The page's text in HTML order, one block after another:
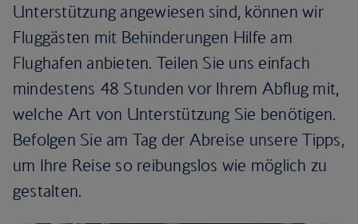
Unterstützung angewiesen sind, können wir
Fluggästen mit Behinderungen Hilfe am
Flughafen anbieten. Teilen Sie uns einfach
mindestens 48 Stunden vor Ihrem Abflug mit,
welche Art von Unterstützung Sie benötigen.
Befolgen Sie am Tag der Abreise unsere Tipps,
um Ihre Reise so reibungslos wie möglich zu
gestalten.